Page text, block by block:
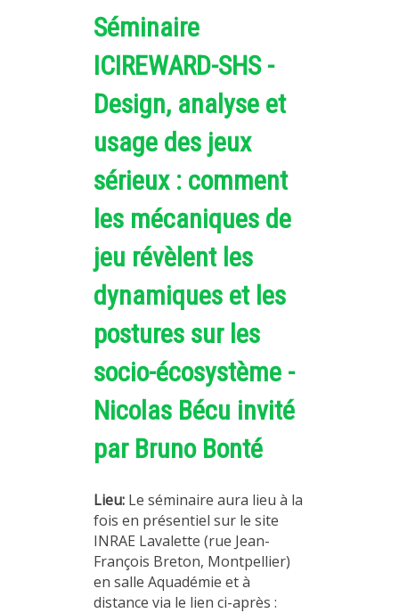
PROJETS TERMINÉS
NOS RÉSEAUX SCIENTIFIQUES ET TECHNIQUES
FORMATION
FORMATION CONTINUE
FORMATION DOCTORALE
THÈSES EN COURS
PRODUCTION
MÉTHODES ET OUTILS
NOS TRAVAUX EN VIDÉO
Séminaire
ICIREWARD-SHS -
Design, analyse et
usage des jeux
sérieux : comment
les mécaniques de
jeu révèlent les
dynamiques et les
postures sur les
socio-écosystème -
Nicolas Bécu invité
par Bruno Bonté
Lieu: Le séminaire aura lieu à la
fois en présentiel sur le site
INRAE Lavalette (rue Jean-
François Breton, Montpellier)
en salle Aquadémie et à
distance via le lien ci-après :